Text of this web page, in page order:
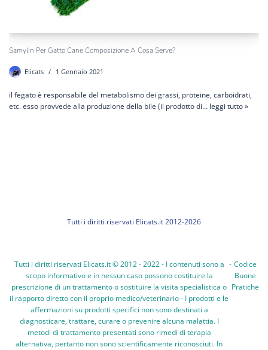
Samylin Per Gatto Cane Composizione A Cosa Serve?
Elicats 1 Gennaio 2021
il fegato è responsabile del metabolismo dei grassi, proteine, carboidrati,
etc. esso provvede alla produzione della bile (il prodotto di… leggi tutto »
Tutti i diritti riservati Elicats.it 2012-2026
Tutti i diritti riservati Elicats.it © 2012 - 2022 - I contenuti sono a
scopo informativo e in nessun caso possono costituire la
prescrizione di un trattamento o sostituire la visita specialistica o
il rapporto diretto con il proprio medico/veterinario - I prodotti e le
affermazioni su prodotti specifici non sono destinati a
diagnosticare, trattare, curare o prevenire alcuna malattia. I
metodi di trattamento presentati sono rimedi di terapia
alternativa, pertanto non sono scientificamente riconosciuti. In
- Codice
Buone
Pratiche